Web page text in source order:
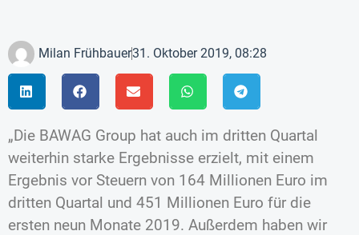
Milan Frühbauer31. Oktober 2019, 08:28
„Die BAWAG Group hat auch im dritten Quartal
weiterhin starke Ergebnisse erzielt, mit einem
Ergebnis vor Steuern von 164 Millionen Euro im
dritten Quartal und 451 Millionen Euro für die
ersten neun Monate 2019. Außerdem haben wir